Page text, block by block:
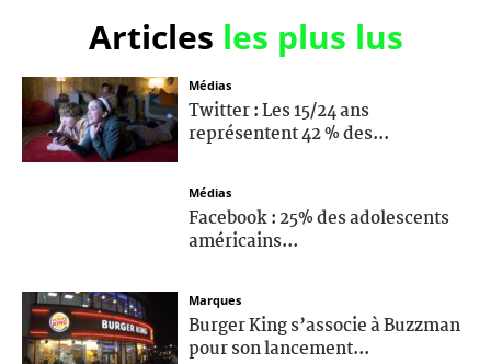
Articles les plus lus
Médias
Twitter : Les 15/24 ans
représentent 42 % des...
Médias
Facebook : 25% des adolescents
américains...
Marques
Burger King s’associe à Buzzman
pour son lancement...